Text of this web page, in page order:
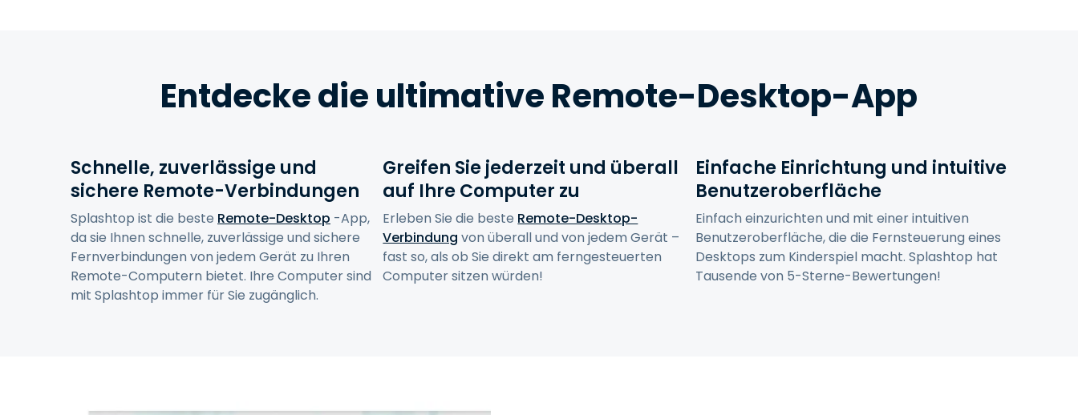
Fernzugriff auf Computer
einer Einrichtung
Alle Bedürfnisse
entdecken
Alle Branchen entdecken
Bahasa
Entdecke die ultimative Remote-Desktop-App
Schnelle, zuverlässige und
sichere Remote-Verbindungen
Splashtop ist die beste Remote-Desktop -App,
da sie Ihnen schnelle, zuverlässige und sichere
Fernverbindungen von jedem Gerät zu Ihren
Remote-Computern bietet. Ihre Computer sind
mit Splashtop immer für Sie zugänglich.
Greifen Sie jederzeit und überall
auf Ihre Computer zu
Erleben Sie die beste Remote-Desktop-
Verbindung von überall und von jedem Gerät –
fast so, als ob Sie direkt am ferngesteuerten
Computer sitzen würden!
Einfache Einrichtung und intuitive
Benutzeroberfläche
Einfach einzurichten und mit einer intuitiven
Benutzeroberfläche, die die Fernsteuerung eines
Desktops zum Kinderspiel macht. Splashtop hat
Tausende von 5-Sterne-Bewertungen!